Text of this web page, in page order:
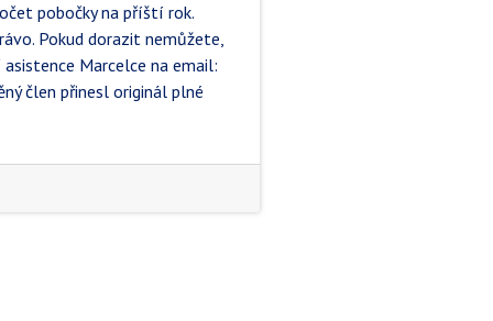
pobočky na příští rok.
Pokud dorazit nemůžete,
Marcelce na email:
člen přinesl originál plné